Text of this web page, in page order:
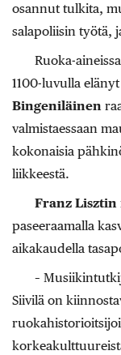
osannut tulkita,
salapoliisin työtä,
Ruoka-
1100-luvulla
Bingeniläinen
valmistaessaan
kokonaisia
liikkeestä.
Franz Lisztin
paseeraamalla
aikakaudella
–
Siivilä on